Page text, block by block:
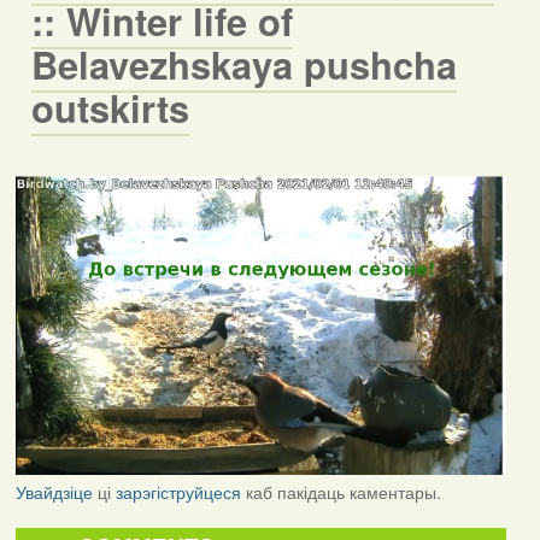
:: Winter life of
Belavezhskaya pushcha
outskirts
Увайдзіцеці зарэгіструйцеся каб пакідаць каментары.